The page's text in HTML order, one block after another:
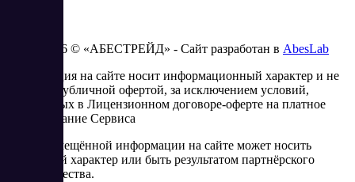
2023 - 2026 © «АБЕСТРЕЙД» - Сайт разработан в AbesLab
Информация на сайте носит информационный характер и не
является публичной офертой, за исключением условий,
изложенных в Лицензионном договоре-оферте на платное
использование Сервиса
Часть размещённой информации на сайте может носить
рекламный характер или быть результатом партнёрского
сотрудничества.